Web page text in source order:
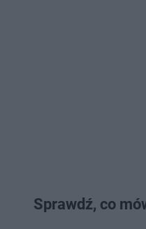
Sprawdź, co